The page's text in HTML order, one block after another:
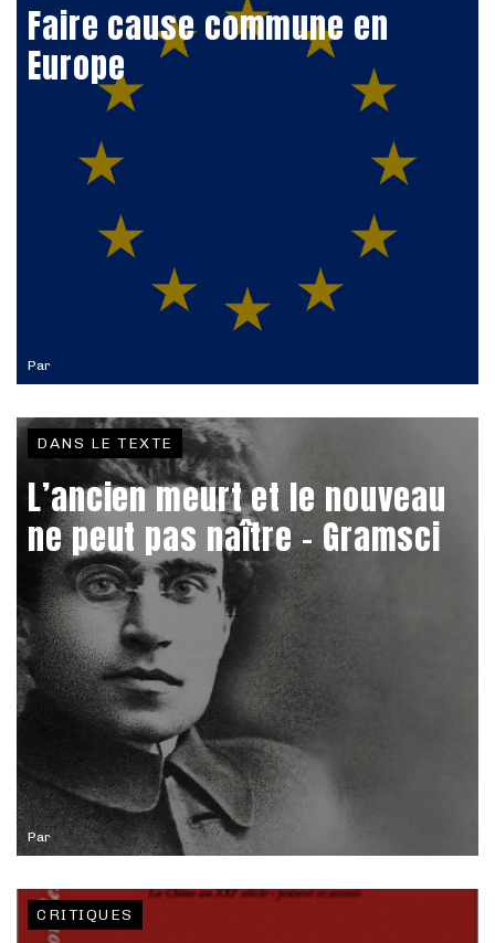
Par
Faire cause commune en
Europe
Par
DANS LE TEXTE
L’ancien meurt et le nouveau
ne peut pas naître - Gramsci
CRITIQUES